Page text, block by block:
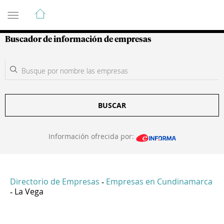
Guía de Empresas Colombianas
Buscador de información de empresas
BUSCAR
Información ofrecida por:
Directorio de Empresas - Empresas en Cundinamarca
- La Vega